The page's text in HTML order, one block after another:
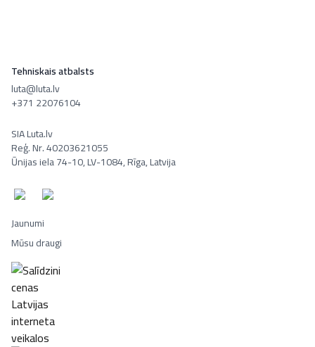
Tehniskais atbalsts
luta@luta.lv
+371 22076104
SIA Luta.lv
Reģ. Nr. 40203621055
Ūnijas iela 74-10, LV-1084, Rīga, Latvija
Jaunumi
Mūsu draugi